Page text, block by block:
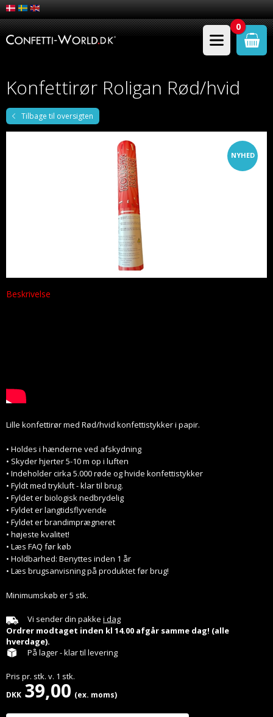
0
Konfettirør Roligan Rød/hvid
Tilbage til oversigten
NYHED
Beskrivelse
Lille konfettirør med Rød/hvid konfettistykker i papir.
• Holdes i hænderne ved afskydning
• Skyder hjerter 5-10 m op i luften
• Indeholder cirka 5.000 røde og hvide konfettistykker
• Fyldt med trykluft - klar til brug.
• Fyldet er biologisk nedbrydelig
• Fyldet er langtidsflyvende
• Fyldet er brandimprægneret
• højeste kvalitet!
• Læs FAQ før køb
• Holdbarhed: Benyttes inden 1 år
• Læs brugsanvisning på produktet før brug!
Minimumskøb er 5 stk.
Vi sender din pakke i dag
Ordrer modtaget inden kl 14.00 afgår samme dag! (alle
hverdage).
På lager - klar til levering
Pris pr. stk. v. 1 stk.
DKK 39,00 (ex. moms)